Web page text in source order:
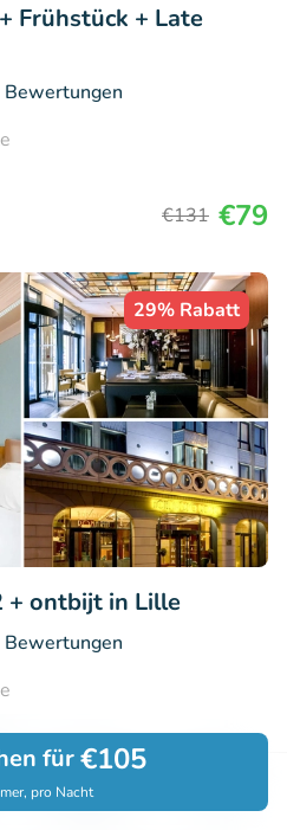
Buchungen
für€105
pro Nacht
Frühstück + Late
Bewertungen
€131 €79
29% Rabatt
+ ontbijt in Lille
Bewertungen